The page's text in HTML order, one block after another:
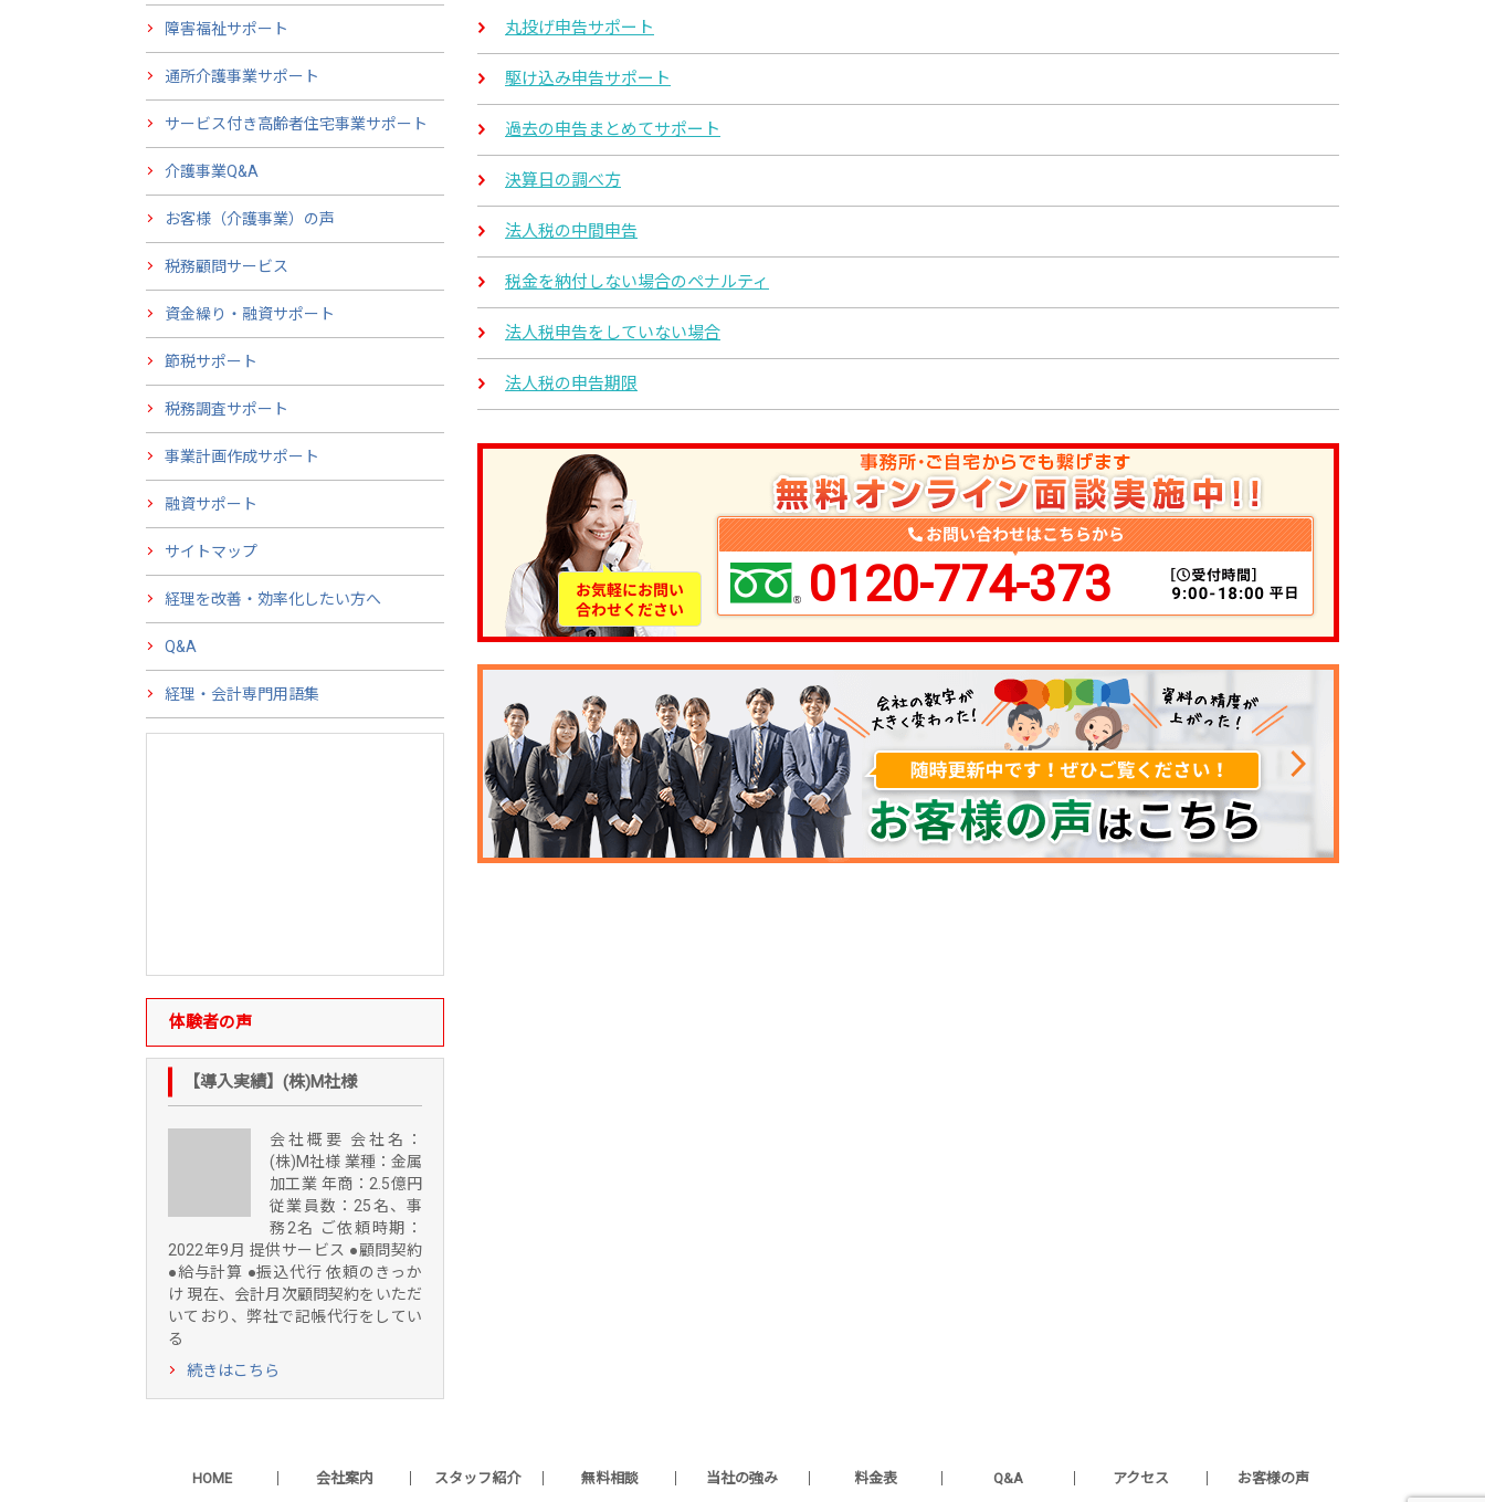
丸投げ申告サポート
駆け込み申告サポート
過去の申告まとめてサポート
決算日の調べ方
法人税の中間申告
税金を納付しない場合のペナルティ
法人税申告をしていない場合
法人税の申告期限
0120-774-373
障害福祉サポート
通所介護事業サポート
サービス付き高齢者住宅事業サポート
介護事業Q&A
お客様（介護事業）の声
税務顧問サービス
資金繰り・融資サポート
節税サポート
税務調査サポート
事業計画作成サポート
融資サポート
サイトマップ
経理を改善・効率化したい方へ
Q&A
経理・会計専門用語集
体験者の声
【導入実績】(株)M社様
会社概要 会社名：
(株)M社様 業種：金属
加工業 年商：2.5億円
従業員数：25名、事
務2名 ご依頼時期：
2022年9月 提供サービス ●顧問契約
●給与計算 ●振込代行 依頼のきっか
け 現在、会計月次顧問契約をいただ
いており、弊社で記帳代行をしてい
る
続きはこちら
HOME 会社案内 スタッフ紹介 無料相談 当社の強み 料金表 Q&A アクセス お客様の声